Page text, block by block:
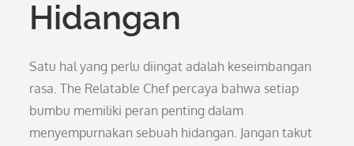
Hidangan
Satu hal yang perlu diingat adalah keseimbangan
rasa. The Relatable Chef percaya bahwa setiap
bumbu memiliki peran penting dalam
menyempurnakan sebuah hidangan. Jangan takut